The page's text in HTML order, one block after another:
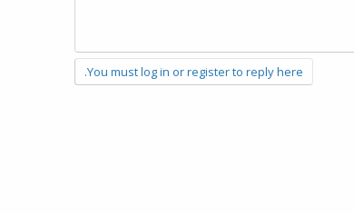
You must log in or register to reply here.